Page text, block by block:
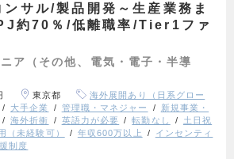
サル/製品開発～生産業務ま
約70％/低離職率/Tier1ファ
ア（その他、電気・電子・半導
東京都
海外展開あり（日系グロー
大手企業 管理職・マネジャー
新規事業・
海外折衝 英語力が必要 転勤なし
土日祝
（未経験可） 年収600万以上
インセンティ
制度